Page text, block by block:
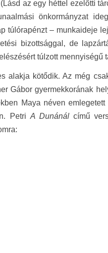
az egy héttel ezelőtti
önkormányzat
túlórapénzt – munkaideje
bizottsággal, de
túlzott mennyiségű
alakja kötődik. Az még
Gábor gyermekkorának
Maya néven
Petri A Dunánál című